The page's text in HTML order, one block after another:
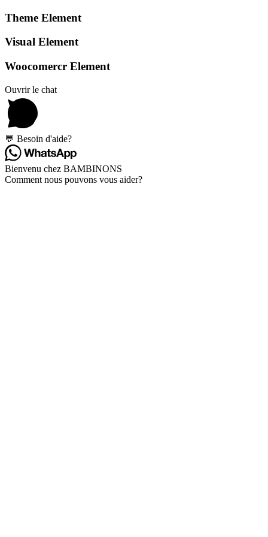
Theme Element
Visual Element
Woocomercr Element
Ouvrir le chat
💬 Besoin d'aide?
Bienvenu chez BAMBINONS
Comment nous pouvons vous aider?